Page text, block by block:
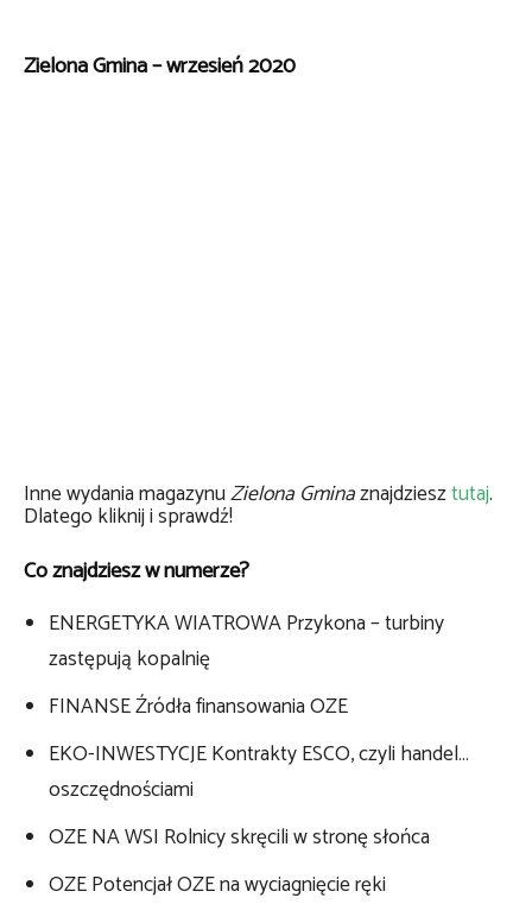
Zielona Gmina – wrzesień 2020
Inne wydania magazynuZielona Gminaznajdziesztutaj.
Dlatego kliknij i sprawdź!
Co znajdziesz w numerze?
ENERGETYKA WIATROWA Przykona – turbiny
zastępują kopalnię
FINANSE Źródła finansowania OZE
EKO-INWESTYCJE Kontrakty ESCO, czyli handel…
oszczędnościami
OZE NA WSI Rolnicy skręcili w stronę słońca
OZE Potencjał OZE na wyciagnięcie ręki